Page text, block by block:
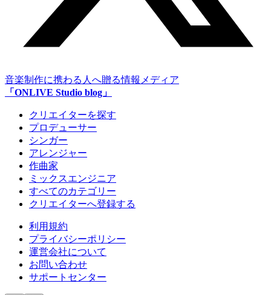
音楽制作に携わる人へ贈る情報メディア
「ONLIVE Studio blog」
クリエイターを探す
プロデューサー
シンガー
アレンジャー
作曲家
ミックスエンジニア
すべてのカテゴリー
クリエイターへ登録する
利用規約
プライバシーポリシー
運営会社について
お問い合わせ
サポートセンター